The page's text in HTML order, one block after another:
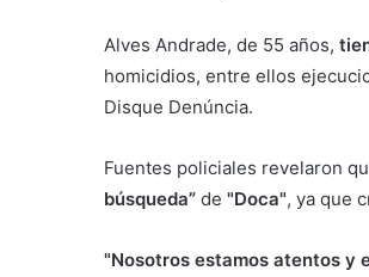
Alves Andrade, de 55 años,
homicidios, entre ellos
Disque Denúncia.
Fuentes policiales revelaron
búsqueda” de "Doca", ya que
"Nosotros estamos atentos y